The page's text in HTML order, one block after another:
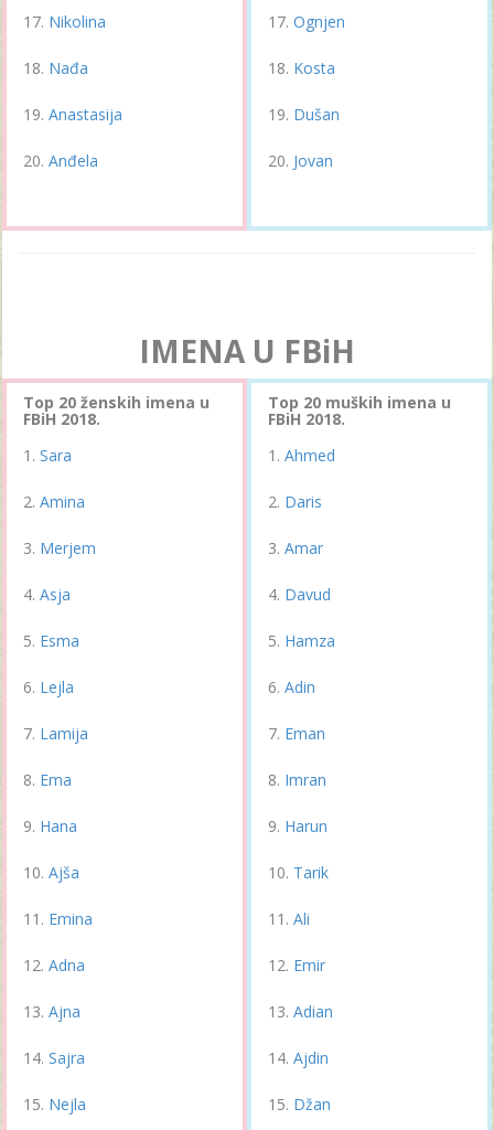
Nikolina
Nađa
Anastasija
Anđela
Ognjen
Kosta
Dušan
Jovan
IMENA U FBiH
Top 20 ženskih imena u
FBiH 2018.
Sara
Amina
Merjem
Asja
Esma
Lejla
Lamija
Ema
Hana
Ajša
Emina
Adna
Ajna
Sajra
Nejla
Top 20 muških imena u
FBiH 2018.
Ahmed
Daris
Amar
Davud
Hamza
Adin
Eman
Imran
Harun
Tarik
Ali
Emir
Adian
Ajdin
Džan